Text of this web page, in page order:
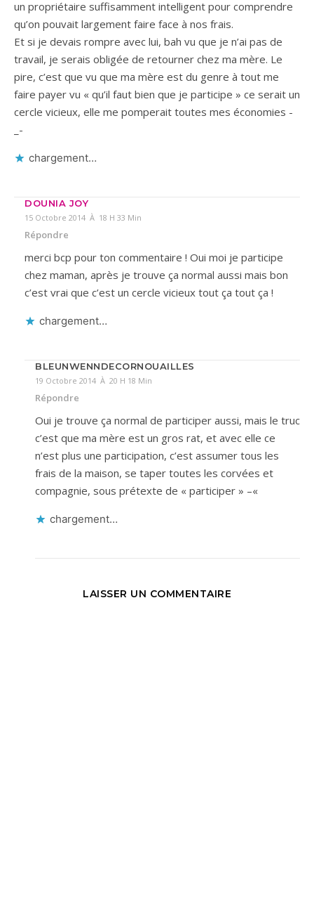
un propriétaire suffisamment intelligent pour comprendre
qu’on pouvait largement faire face à nos frais.
Et si je devais rompre avec lui, bah vu que je n’ai pas de
travail, je serais obligée de retourner chez ma mère. Le
pire, c’est que vu que ma mère est du genre à tout me
faire payer vu « qu’il faut bien que je participe » ce serait un
cercle vicieux, elle me pomperait toutes mes économies -
_-
chargement…
DOUNIA JOY
15 Octobre 2014 À 18 H 33 Min
Répondre
merci bcp pour ton commentaire ! Oui moi je participe
chez maman, après je trouve ça normal aussi mais bon
c’est vrai que c’est un cercle vicieux tout ça tout ça !
chargement…
BLEUNWENNDECORNOUAILLES
19 Octobre 2014 À 20 H 18 Min
Répondre
Oui je trouve ça normal de participer aussi, mais le truc
c’est que ma mère est un gros rat, et avec elle ce
n’est plus une participation, c’est assumer tous les
frais de la maison, se taper toutes les corvées et
compagnie, sous prétexte de « participer » –«
chargement…
LAISSER UN COMMENTAIRE